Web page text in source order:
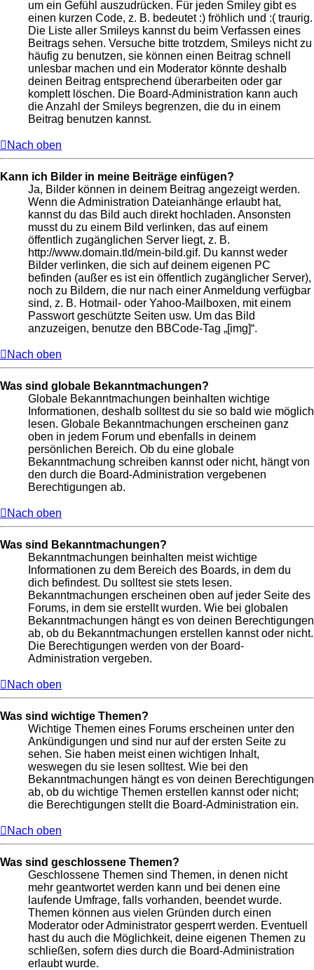
um ein Gefühl auszudrücken. Für jeden Smiley gibt es
einen kurzen Code, z. B. bedeutet :) fröhlich und :( traurig.
Die Liste aller Smileys kannst du beim Verfassen eines
Beitrags sehen. Versuche bitte trotzdem, Smileys nicht zu
häufig zu benutzen, sie können einen Beitrag schnell
unlesbar machen und ein Moderator könnte deshalb
deinen Beitrag entsprechend überarbeiten oder gar
komplett löschen. Die Board-Administration kann auch
die Anzahl der Smileys begrenzen, die du in einem
Beitrag benutzen kannst.
Nach oben
Kann ich Bilder in meine Beiträge einfügen?
Ja, Bilder können in deinem Beitrag angezeigt werden.
Wenn die Administration Dateianhänge erlaubt hat,
kannst du das Bild auch direkt hochladen. Ansonsten
musst du zu einem Bild verlinken, das auf einem
öffentlich zugänglichen Server liegt, z. B.
http://www.domain.tld/mein-bild.gif. Du kannst weder
Bilder verlinken, die sich auf deinem eigenen PC
befinden (außer es ist ein öffentlich zugänglicher Server),
noch zu Bildern, die nur nach einer Anmeldung verfügbar
sind, z. B. Hotmail- oder Yahoo-Mailboxen, mit einem
Passwort geschützte Seiten usw. Um das Bild
anzuzeigen, benutze den BBCode-Tag „[img]“.
Nach oben
Was sind globale Bekanntmachungen?
Globale Bekanntmachungen beinhalten wichtige
Informationen, deshalb solltest du sie so bald wie möglich
lesen. Globale Bekanntmachungen erscheinen ganz
oben in jedem Forum und ebenfalls in deinem
persönlichen Bereich. Ob du eine globale
Bekanntmachung schreiben kannst oder nicht, hängt von
den durch die Board-Administration vergebenen
Berechtigungen ab.
Nach oben
Was sind Bekanntmachungen?
Bekanntmachungen beinhalten meist wichtige
Informationen zu dem Bereich des Boards, in dem du
dich befindest. Du solltest sie stets lesen.
Bekanntmachungen erscheinen oben auf jeder Seite des
Forums, in dem sie erstellt wurden. Wie bei globalen
Bekanntmachungen hängt es von deinen Berechtigungen
ab, ob du Bekanntmachungen erstellen kannst oder nicht.
Die Berechtigungen werden von der Board-
Administration vergeben.
Nach oben
Was sind wichtige Themen?
Wichtige Themen eines Forums erscheinen unter den
Ankündigungen und sind nur auf der ersten Seite zu
sehen. Sie haben meist einen wichtigen Inhalt,
weswegen du sie lesen solltest. Wie bei den
Bekanntmachungen hängt es von deinen Berechtigungen
ab, ob du wichtige Themen erstellen kannst oder nicht;
die Berechtigungen stellt die Board-Administration ein.
Nach oben
Was sind geschlossene Themen?
Geschlossene Themen sind Themen, in denen nicht
mehr geantwortet werden kann und bei denen eine
laufende Umfrage, falls vorhanden, beendet wurde.
Themen können aus vielen Gründen durch einen
Moderator oder Administrator gesperrt werden. Eventuell
hast du auch die Möglichkeit, deine eigenen Themen zu
schließen, sofern dies durch die Board-Administration
erlaubt wurde.